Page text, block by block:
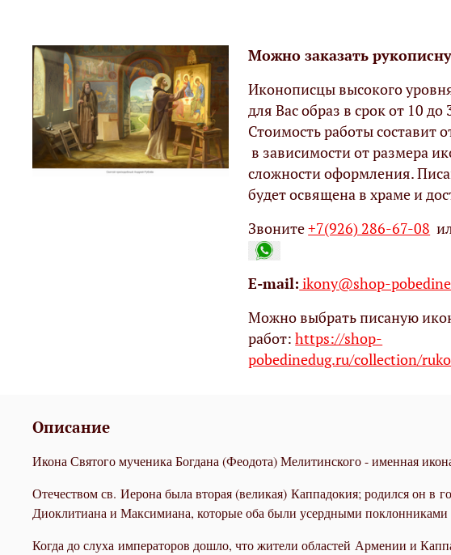
Можно заказать
Иконописцы высокого
для Вас образ в срок от 10 до
Стоимость работы составит
в зависимости от размера
сложности оформления.
будет освящена в храме и
Звоните+7(926) 286-67-08
Е-mail: ikony@shop-
Можно выбрать писаную
работ:https://shop-
pobedinedug.ru/collection/
Описание
Икона Святого мученика Богдана (Феодота) Мелитинского - именная
Оте­че­ством св. Иеро­на бы­ла вто­рая (ве­ли­кая) Кап­па­до­кия; ро­дил­ся он в
Дио­кли­ти­а­на и Мак­си­ми­а­на, ко­то­рые оба бы­ли усерд­ны­ми по­клон­ни­ка­ми
Ко­гда до слу­ха им­пе­ра­то­ров до­шло, что жи­те­ли об­ла­стей Ар­ме­нии и